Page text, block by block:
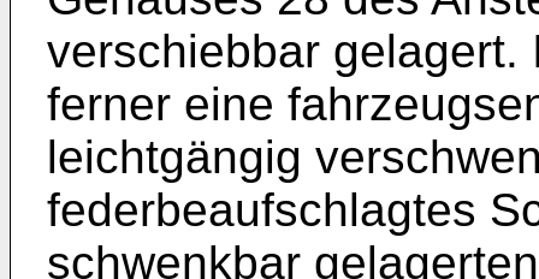
verschiebbar gelagert.
ferner eine
leichtgängig
federbeaufschlagtes
schwenkbar